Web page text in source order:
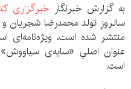
به گزارش خبرنگار خبرگزاری
سالروزِ تولد محمدرضا شجریان
منتشر شده است، ویژه‌نامه‌ای
عنوان اصلیِ «سایه‌ی
است.